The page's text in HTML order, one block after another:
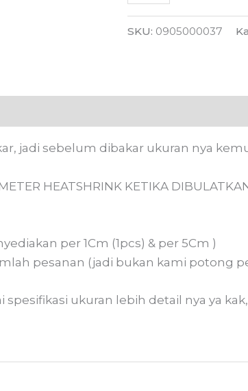
SKU: 0905000037
jadi sebelum dibakar ukuran nya
HEATSHRINK KETIKA
per 1Cm (1pcs) & per 5Cm )
pesanan (jadi bukan kami potong
ukuran lebih detail nya ya